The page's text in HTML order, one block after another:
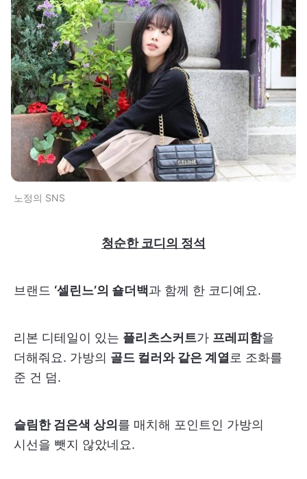
노정의 SNS
청순한 코디의 정석
브랜드 ‘셀린느’의 숄더백과 함께 한 코디예요.
리본 디테일이 있는 플리츠스커트가 프레피함을
더해줘요. 가방의 골드 컬러와 같은 계열로 조화를
준 건 덤.
슬림한 검은색 상의 를 매치해 포인트인 가방의
시선을 뺏지 않았네요.